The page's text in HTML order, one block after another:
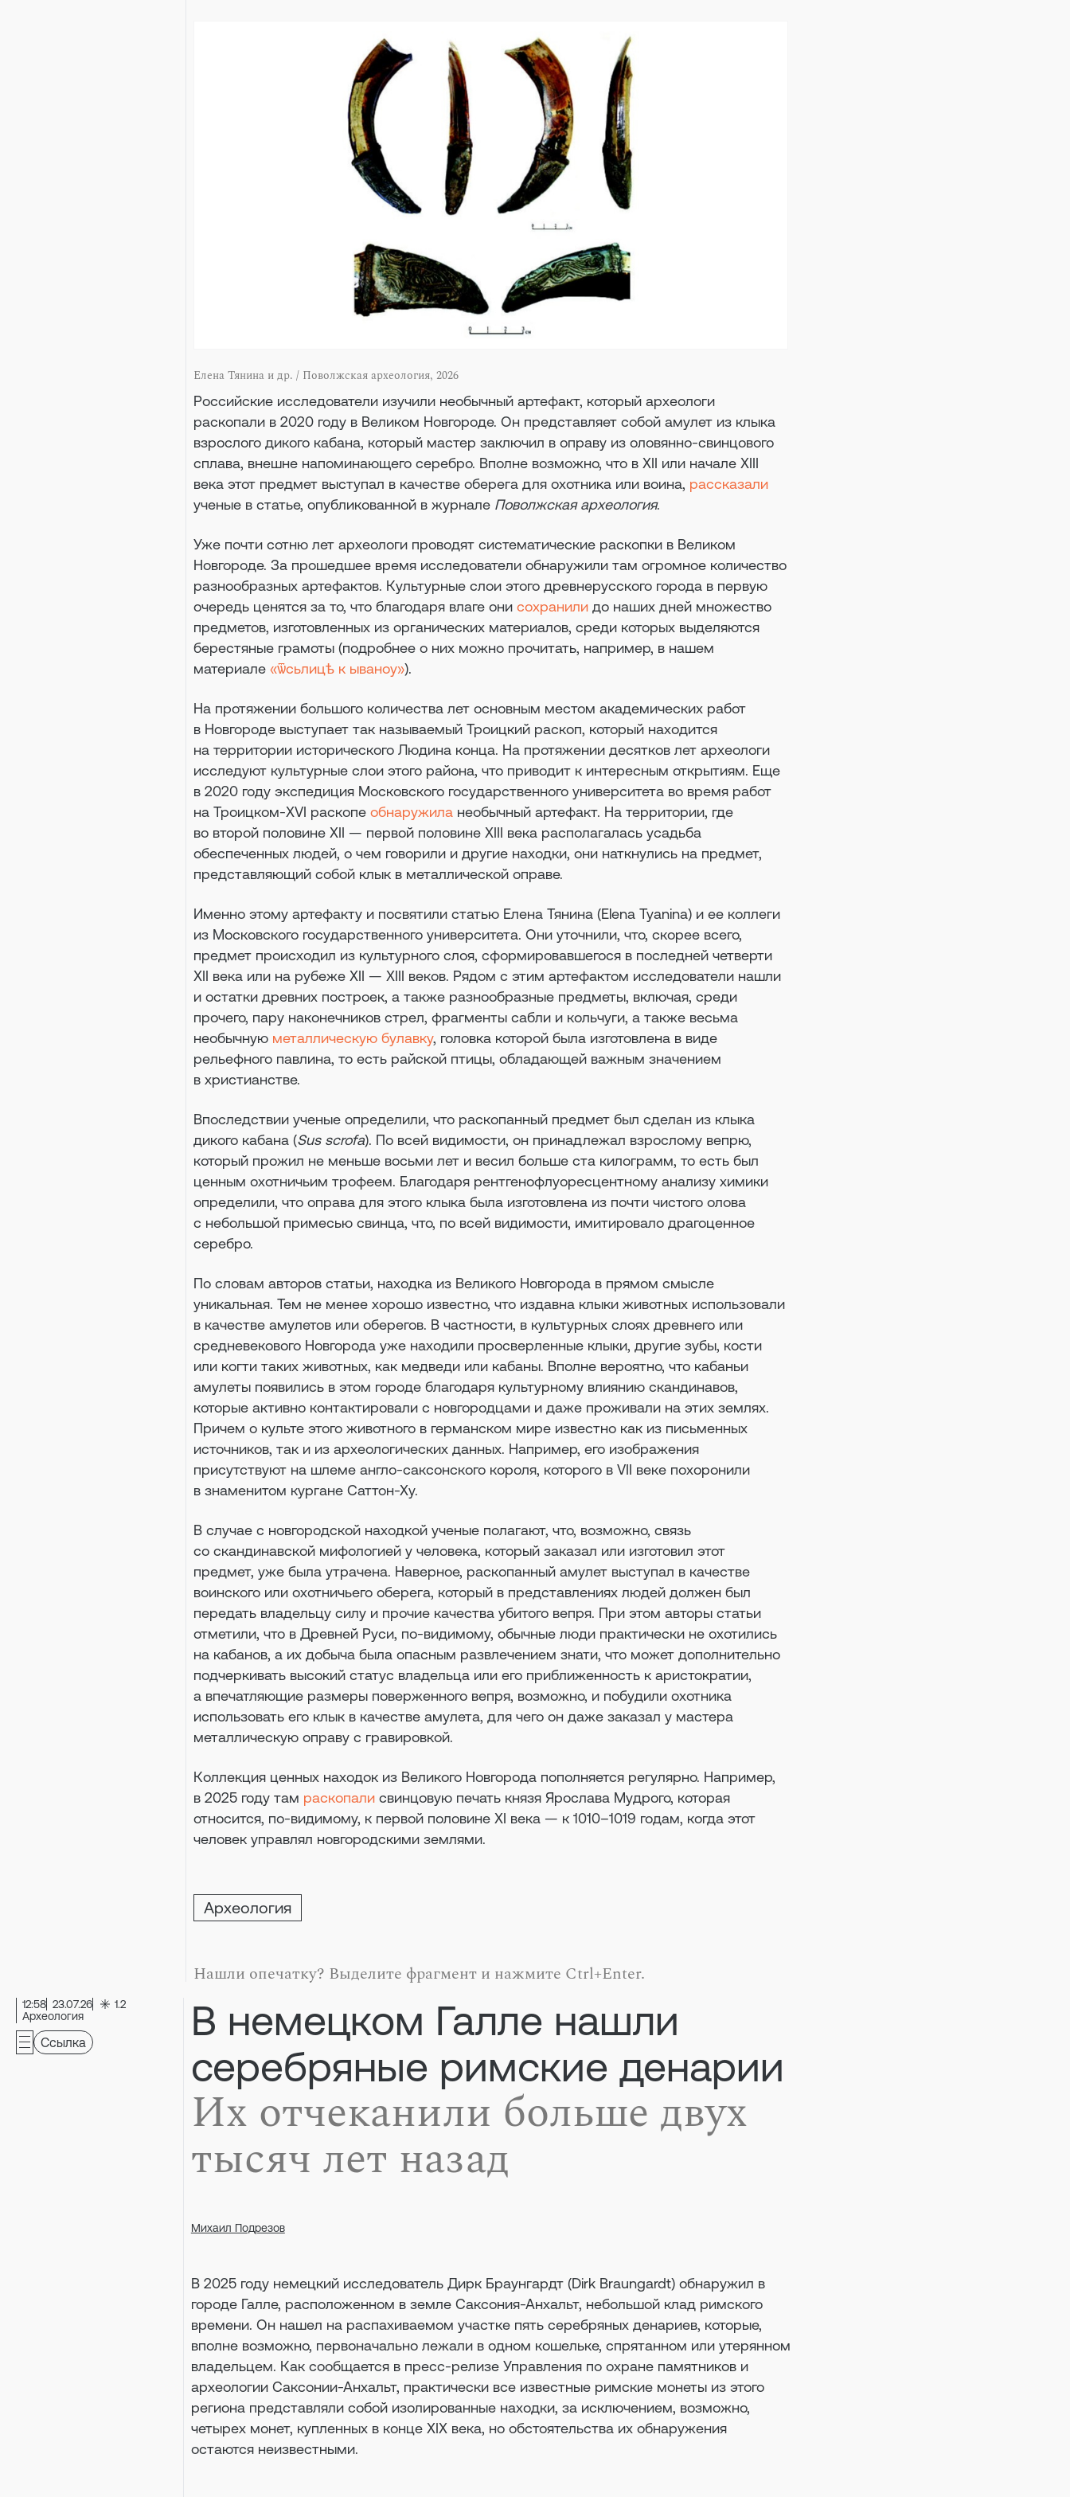
Елена Тянина и др. / Поволжская археология, 2026
Российские исследователи изучили необычный артефакт, который археологи
раскопали в 2020 году в Великом Новгороде. Он представляет собой амулет из клыка
взрослого дикого кабана, который мастер заключил в оправу из оловянно-свинцового
сплава, внешне напоминающего серебро. Вполне возможно, что в XII или начале XIII
века этот предмет выступал в качестве оберега для охотника или воина, рассказали
ученые в статье, опубликованной в журнале Поволжская археология.
Уже почти сотню лет археологи проводят систематические раскопки в Великом
Новгороде. За прошедшее время исследователи обнаружили там огромное количество
разнообразных артефактов. Культурные слои этого древнерусского города в первую
очередь ценятся за то, что благодаря влаге онисохранили до наших дней множество
предметов, изготовленных из органических материалов, среди которых выделяются
берестяные грамоты (подробнее о них можно прочитать, например, в нашем
материале«ѿсьлицѣ к ываноу»).
На протяжении большого количества лет основным местом академических работ
в Новгороде выступает так называемый Троицкий раскоп, который находится
на территории исторического Людина конца. На протяжении десятков лет археологи
исследуют культурные слои этого района, что приводит к интересным открытиям. Еще
в 2020 году экспедиция Московского государственного университета во время работ
на Троицком-XVI раскопеобнаружила необычный артефакт. На территории, где
во второй половине XII — первой половине XIII века располагалась усадьба
обеспеченных людей, о чем говорили и другие находки, они наткнулись на предмет,
представляющий собой клык в металлической оправе.
Именно этому артефакту и посвятили статью Елена Тянина (Elena Tyanina) и ее коллеги
из Московского государственного университета. Они уточнили, что, скорее всего,
предмет происходил из культурного слоя, сформировавшегося в последней четверти
XII века или на рубеже XII — XIII веков. Рядом с этим артефактом исследователи нашли
и остатки древних построек, а также разнообразные предметы, включая, среди
прочего, пару наконечников стрел, фрагменты сабли и кольчуги, а также весьма
необычную металлическую булавку, головка которой была изготовлена в виде
рельефного павлина, то есть райской птицы, обладающей важным значением
в христианстве.
Впоследствии ученые определили, что раскопанный предмет был сделан из клыка
дикого кабана (Sus scrofa). По всей видимости, он принадлежал взрослому вепрю,
который прожил не меньше восьми лет и весил больше ста килограмм, то есть был
ценным охотничьим трофеем. Благодаря рентгенофлуоресцентному анализу химики
определили, что оправа для этого клыка была изготовлена из почти чистого олова
с небольшой примесью свинца, что, по всей видимости, имитировало драгоценное
серебро.
По словам авторов статьи, находка из Великого Новгорода в прямом смысле
уникальная. Тем не менее хорошо известно, что издавна клыки животных использовали
в качестве амулетов или оберегов. В частности, в культурных слоях древнего или
средневекового Новгорода уже находили просверленные клыки, другие зубы, кости
или когти таких животных, как медведи или кабаны. Вполне вероятно, что кабаньи
амулеты появились в этом городе благодаря культурному влиянию скандинавов,
которые активно контактировали с новгородцами и даже проживали на этих землях.
Причем о культе этого животного в германском мире известно как из письменных
источников, так и из археологических данных. Например, его изображения
присутствуют на шлеме англо-саксонского короля, которого в VII веке похоронили
в знаменитом кургане Саттон-Ху.
В случае с новгородской находкой ученые полагают, что, возможно, связь
со скандинавской мифологией у человека, который заказал или изготовил этот
предмет, уже была утрачена. Наверное, раскопанный амулет выступал в качестве
воинского или охотничьего оберега, который в представлениях людей должен был
передать владельцу силу и прочие качества убитого вепря. При этом авторы статьи
отметили, что в Древней Руси, по-видимому, обычные люди практически не охотились
на кабанов, а их добыча была опасным развлечением знати, что может дополнительно
подчеркивать высокий статус владельца или его приближенность к аристократии,
а впечатляющие размеры поверженного вепря, возможно, и побудили охотника
использовать его клык в качестве амулета, для чего он даже заказал у мастера
металлическую оправу с гравировкой.
Коллекция ценных находок из Великого Новгорода пополняется регулярно. Например,
в 2025 году там раскопали свинцовую печать князя Ярослава Мудрого, которая
относится, по-видимому, к первой половине XI века — к 1010–1019 годам, когда этот
человек управлял новгородскими землями.
Археология
Нашли опечатку? Выделите фрагмент и нажмите Ctrl+Enter.
12:58 23.07.26
1.2
Археология
Ссылка
В немецком Галле нашли
серебряные римские денарии
Их отчеканили больше двух
тысяч лет назад
Михаил Подрезов
В 2025 году немецкий исследователь Дирк Браунгардт (Dirk Braungardt) обнаружил в
городе Галле, расположенном в земле Саксония-Анхальт, небольшой клад римского
времени. Он нашел на распахиваемом участке пять серебряных денариев, которые,
вполне возможно, первоначально лежали в одном кошельке, спрятанном или утерянном
владельцем. Как сообщается в пресс-релизе Управления по охране памятников и
археологии Саксонии-Анхальт, практически все известные римские монеты из этого
региона представляли собой изолированные находки, за исключением, возможно,
четырех монет, купленных в конце XIX века, но обстоятельства их обнаружения
остаются неизвестными.